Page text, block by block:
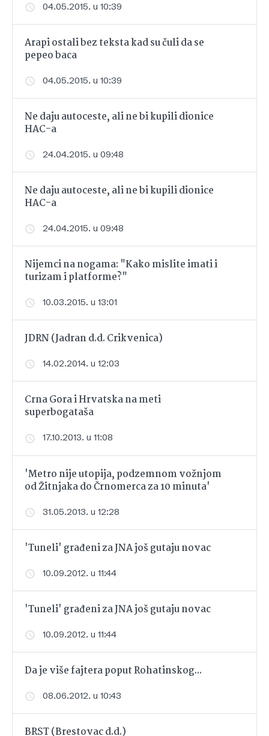
04.05.2015. u 10:39
Arapi ostali bez teksta kad su čuli da se
pepeo baca
04.05.2015. u 10:39
Ne daju autoceste, ali ne bi kupili dionice
HAC-a
24.04.2015. u 09:48
Ne daju autoceste, ali ne bi kupili dionice
HAC-a
24.04.2015. u 09:48
Nijemci na nogama: "Kako mislite imati i
turizam i platforme?"
10.03.2015. u 13:01
JDRN (Jadran d.d. Crikvenica)
14.02.2014. u 12:03
Crna Gora i Hrvatska na meti
superbogataša
17.10.2013. u 11:08
'Metro nije utopija, podzemnom vožnjom
od Žitnjaka do Črnomerca za 10 minuta'
31.05.2013. u 12:28
'Tuneli' građeni za JNA još gutaju novac
10.09.2012. u 11:44
'Tuneli' građeni za JNA još gutaju novac
10.09.2012. u 11:44
Da je više fajtera poput Rohatinskog...
08.06.2012. u 10:43
BRST (Brestovac d.d.)